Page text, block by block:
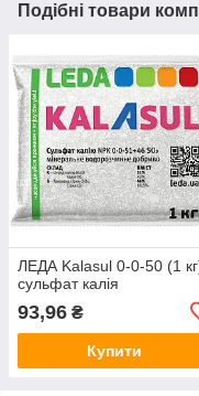
Подібні товари
ЛЕДА Kalasul 0-0-50 (1
сульфат калія
93,96 ₴
Купити